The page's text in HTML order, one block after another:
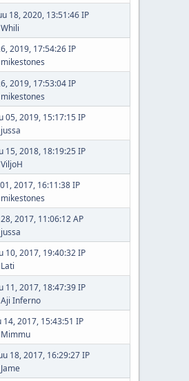
18, 2020, 13:51:46 IP
Whili
2019, 17:54:26 IP
mikestones
2019, 17:53:04 IP
mikestones
05, 2019, 15:17:15 IP
jussa
15, 2018, 18:19:25 IP
ViljoH
2017, 16:11:38 IP
mikestones
2017, 11:06:12 AP
jussa
10, 2017, 19:40:32 IP
Lati
11, 2017, 18:47:39 IP
Aji Inferno
14, 2017, 15:43:51 IP
Mimmu
18, 2017, 16:29:27 IP
Jame